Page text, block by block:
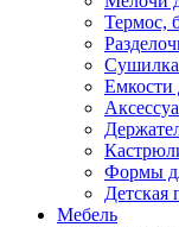
Термос,
Емкости
Формы
Детская
Мебель